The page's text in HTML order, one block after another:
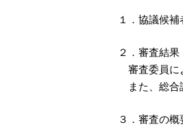
１．協議候
２．審査結果
審査委員に
また、総合
３．審査の概